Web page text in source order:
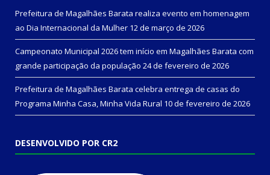
Prefeitura de Magalhães Barata realiza evento em homenagem
ao Dia Internacional da Mulher 12 de março de 2026
Campeonato Municipal 2026 tem início em Magalhães Barata com
grande participação da população 24 de fevereiro de 2026
Prefeitura de Magalhães Barata celebra entrega de casas do
Programa Minha Casa, Minha Vida Rural 10 de fevereiro de 2026
DESENVOLVIDO POR CR2